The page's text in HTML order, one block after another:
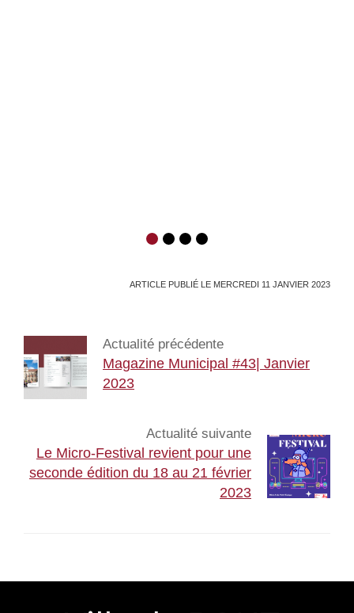
ARTICLE PUBLIÉ LE MERCREDI 11 JANVIER 2023
Actualité précédente
Magazine Municipal #43| Janvier
2023
Actualité suivante
Le Micro-Festival revient pour une
seconde édition du 18 au 21 février
2023